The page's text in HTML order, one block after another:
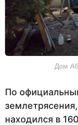
Дом
По
находился в